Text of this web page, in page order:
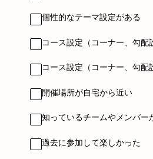
個性的なテーマ設定がある
コース設定（コーナー、勾配
コース設定（コーナー、勾配
開催場所が自宅から近い
知っているチームやメンバー
過去に参加して楽しかった